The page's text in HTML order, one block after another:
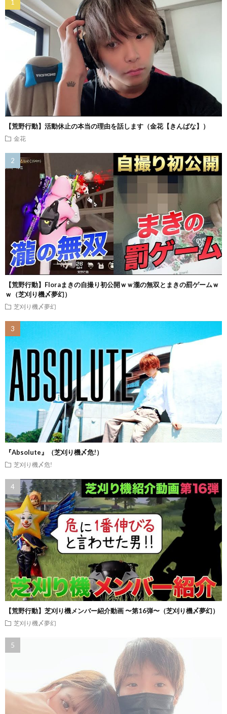
【荒野行動】活動休止の本当の理由を話します（金花【きんばな】）
金花
【荒野行動】Floraまきの自撮り初公開ｗｗ瀧の無双とまきの罰ゲームｗ
ｗ（芝刈り機〆夢幻）
芝刈り機〆夢幻
『Absolute』（芝刈り機〆危!）
芝刈り機〆危!
【荒野行動】芝刈り機メンバー紹介動画 〜第16弾〜（芝刈り機〆夢幻）
芝刈り機〆夢幻